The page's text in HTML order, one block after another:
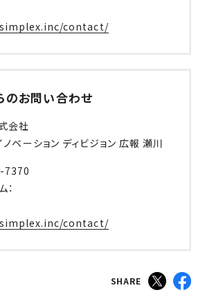
contact/
のお問い合わせ
会社
ノベーション ディビジョン 広報 瀬川
7370
：
contact/
SHARE